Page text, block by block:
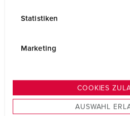
s
Statistiken
Marketing
COOKIES
AUSWAHL